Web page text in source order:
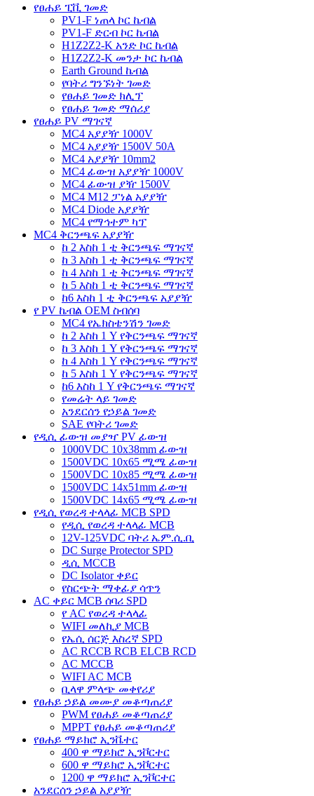
የፀሐይ ፒቪ ገመድ
PV1-F ነጠላ ኮር ኬብል
PV1-F ድርብ ኮር ኬብል
H1Z2Z2-K አንድ ኮር ኬብል
H1Z2Z2-K መንታ ኮር ኬብል
Earth Ground ኬብል
የባትሪ ግንኙነት ገመድ
የፀሐይ ገመድ ክሊፕ
የፀሐይ ገመድ ማሰሪያ
የፀሐይ PV ማገናኛ
MC4 አያያዥ 1000V
MC4 አያያዥ 1500V 50A
MC4 አያያዥ 10mm2
MC4 ፊውዝ አያያዥ 1000V
MC4 ፊውዝ ያዥ 1500V
MC4 M12 ፓነል አያያዥ
MC4 Diode አያያዥ
MC4 የማኅተም ካፕ
MC4 ቅርንጫፍ አያያዥ
ከ 2 እስከ 1 ቲ ቅርንጫፍ ማገናኛ
ከ 3 እስከ 1 ቲ ቅርንጫፍ ማገናኛ
ከ 4 እስከ 1 ቲ ቅርንጫፍ ማገናኛ
ከ 5 እስከ 1 ቲ ቅርንጫፍ ማገናኛ
ከ6 እስከ 1 ቲ ቅርንጫፍ አያያዥ
የ PV ኬብል OEM ስብሰባ
MC4 የኤክስቴንሽን ገመድ
ከ 2 እስከ 1 Y የቅርንጫፍ ማገናኛ
ከ 3 እስከ 1 Y የቅርንጫፍ ማገናኛ
ከ 4 እስከ 1 Y የቅርንጫፍ ማገናኛ
ከ 5 እስከ 1 Y የቅርንጫፍ ማገናኛ
ከ6 እስከ 1 Y የቅርንጫፍ ማገናኛ
የመሬት ላይ ገመድ
አንደርሰን የኃይል ገመድ
SAE የባትሪ ገመድ
የዲሲ ፊውዝ መያዣ PV ፊውዝ
1000VDC 10x38mm ፊውዝ
1500VDC 10x65 ሚሜ ፊውዝ
1500VDC 10x85 ሚሜ ፊውዝ
1500VDC 14x51mm ፊውዝ
1500VDC 14x65 ሚሜ ፊውዝ
የዲሲ የወረዳ ተላላፊ MCB SPD
የዲሲ የወረዳ ተላላፊ MCB
12V-125VDC ባትሪ ኤም.ሲ.ቢ
DC Surge Protector SPD
ዲሲ MCCB
DC Isolator ቀይር
የስርጭት ማቀፊያ ሳጥን
AC ቀይር MCB ሰባሪ SPD
የ AC የወረዳ ተላላፊ
WIFI መለኪያ MCB
የኤሲ ሰርጅ እስረኛ SPD
AC RCCB RCB ELCB RCD
AC MCCB
WIFI AC MCB
ቢላዋ ምላጭ መቀየሪያ
የፀሐይ ኃይል መሙያ መቆጣጠሪያ
PWM የፀሐይ መቆጣጠሪያ
MPPT የፀሐይ መቆጣጠሪያ
የፀሐይ ማይክሮ ኢንቬተር
400 ዋ ማይክሮ ኢንቮርተር
600 ዋ ማይክሮ ኢንቮርተር
1200 ዋ ማይክሮ ኢንቮርተር
አንደርሰን ኃይል አያያዥ